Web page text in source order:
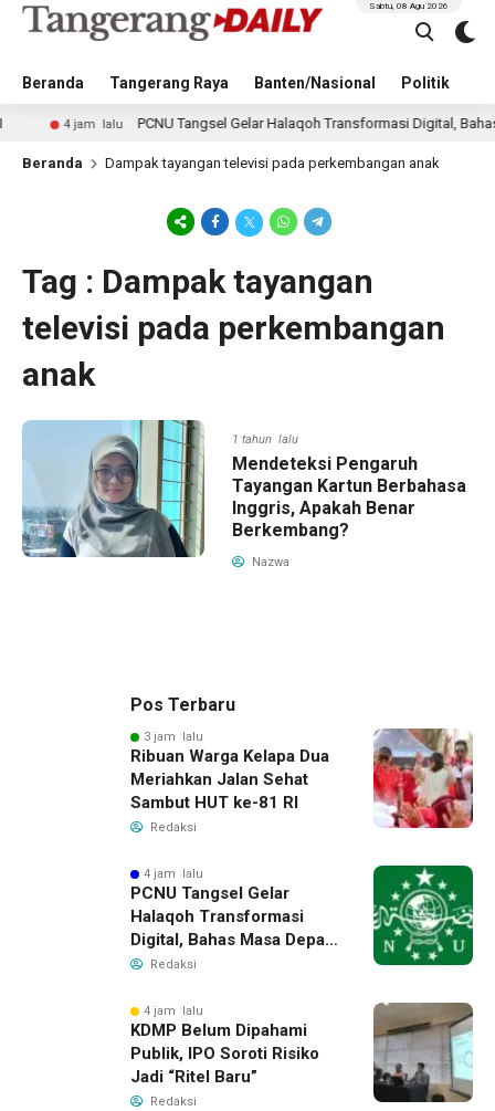
Beranda Tangerang Raya Banten/Nasional Politik
Sabtu, 08 Agu 2026
4 jam lalu PCNU Tangsel Gelar Halaqoh Transformasi Digital, Bahas
Beranda Dampak tayangan televisi pada perkembangan anak
Tag : Dampak tayangan
televisi pada perkembangan
anak
1 tahun lalu
Mendeteksi Pengaruh
Tayangan Kartun Berbahasa
Inggris, Apakah Benar
Berkembang?
Nazwa
Pos Terbaru
3 jam lalu
Ribuan Warga Kelapa Dua
Meriahkan Jalan Sehat
Sambut HUT ke-81 RI
Redaksi
4 jam lalu
PCNU Tangsel Gelar
Halaqoh Transformasi
Digital, Bahas Masa Depan
NU di Era Disrupsi
Redaksi
4 jam lalu
KDMP Belum Dipahami
Publik, IPO Soroti Risiko
Jadi “Ritel Baru”
Redaksi